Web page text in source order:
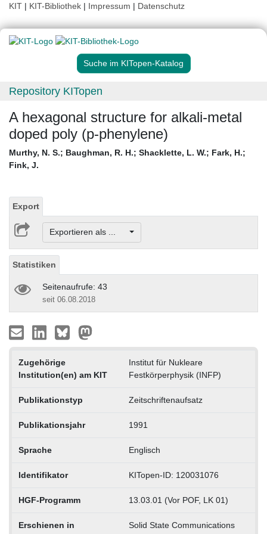
KIT | KIT-Bibliothek | Impressum | Datenschutz
Suche im KITopen-Katalog
Repository KITopen
A hexagonal structure for alkali-metal
doped poly (p-phenylene)
Murthy, N. S.; Baughman, R. H.; Shacklette, L. W.; Fark, H.;
Fink, J.
Export
Exportieren als ...
Statistiken
Seitenaufrufe: 43
seit 06.08.2018
Zugehörige
Institution(en) am KIT
Institut für Nukleare
Festkörperphysik (INFP)
Publikationstyp Zeitschriftenaufsatz
Publikationsjahr 1991
Sprache Englisch
Identifikator KITopen-ID: 120031076
HGF-Programm 13.03.01 (Vor POF, LK 01)
Erschienen in Solid State Communications